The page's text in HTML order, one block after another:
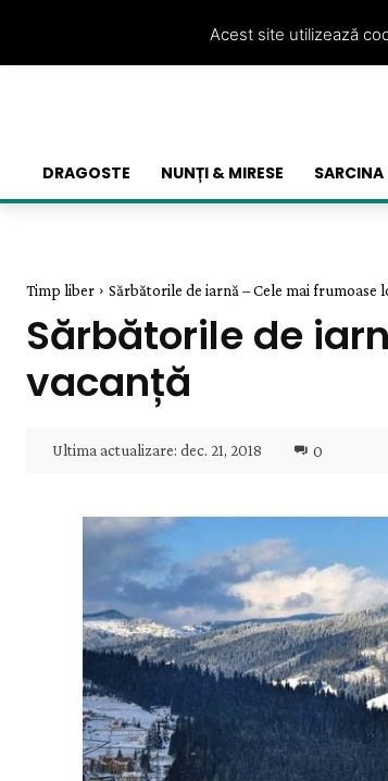
DRAGOSTE NUNȚI & MIRESE SARCINA
Timp liber Sărbătorile de iarnă – Cele mai frumoase
Sărbătorile de
vacanță
Ultima actualizare: dec. 21, 2018 0
Acest site utilizează